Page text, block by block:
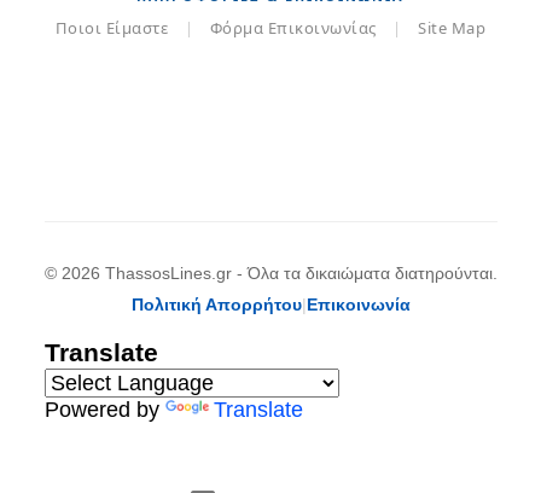
Ποιοι Είμαστε | Φόρμα Επικοινωνίας | Site Map
© 2026 ThassosLines.gr - Όλα τα δικαιώματα διατηρούνται.
Πολιτική Απορρήτου|Επικοινωνία
Translate
Powered by Translate